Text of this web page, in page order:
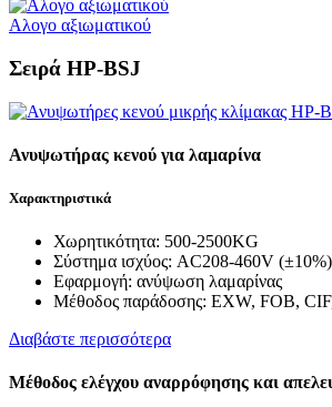
Αλογο αξιωματικού
Σειρά HP-BSJ
Ανυψωτήρας κενού για λαμαρίνα
Χαρακτηριστικά
Χωρητικότητα: 500-2500KG
Σύστημα ισχύος: AC208-460V (±10%)
Εφαρμογή: ανύψωση λαμαρίνας
Μέθοδος παράδοσης: EXW, FOB,
Διαβάστε περισσότερα
Μέθοδος ελέγχου αναρρόφησης και